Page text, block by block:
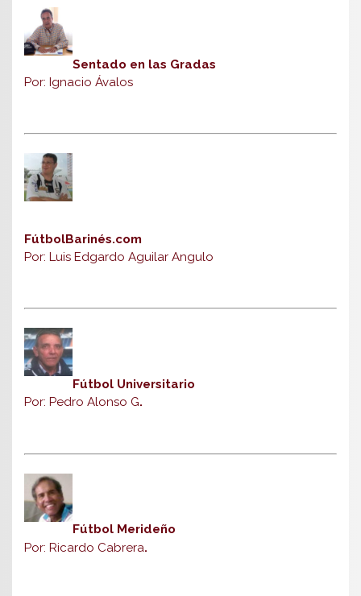
Sentado en las Gradas
Por: Ignacio Ávalos
FútbolBarinés.com
Por: Luis Edgardo Aguilar Angulo
Fútbol Universitario
Por: Pedro Alonso G.
Fútbol Merideño
Por: Ricardo Cabrera.